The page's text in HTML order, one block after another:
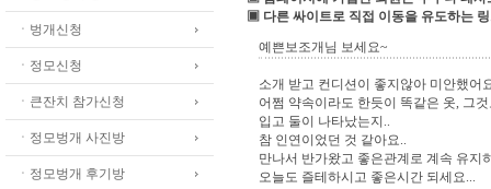
ㆍ벙개신청
ㆍ정모신청
ㆍ큰잔치 참가신청
ㆍ정모벙개 사진방
ㆍ정모벙개 후기방
▣ 다른 싸이트로 직접 이동을 유도하는
예쁜보조개님 보세요~
소개 받고 컨디션이 좋지않아 미안했어
어쩜 약속이라도 한듯이 똑같은 옷, 그
입고 둘이 나타났는지..
참 인연이었던 것 같아요..
만나서 반가왔고 좋은관계로 계속 유지
오늘도 즐테하시고 좋은시간 되세요...